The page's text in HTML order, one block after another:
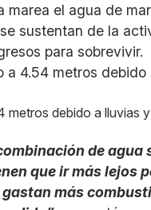
marea el agua de
sustentan de la
para sobrevivir.
metros debido a lluvias
de agua
que ir más lejos
más